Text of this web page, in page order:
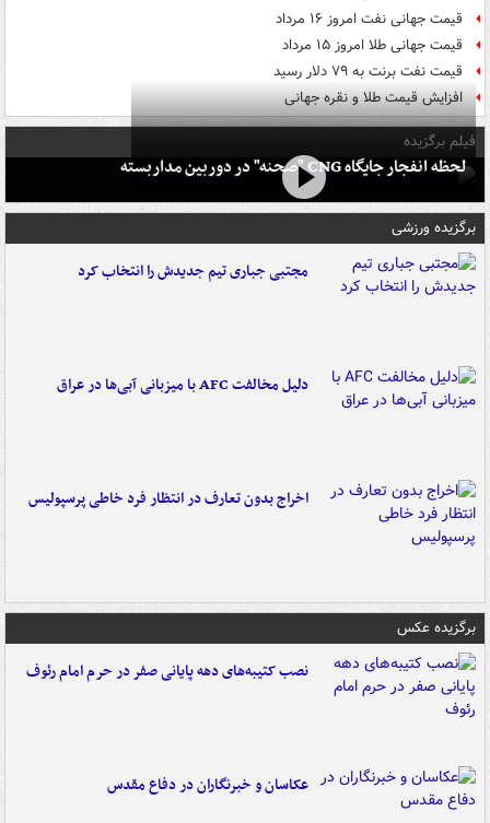
قیمت جهانی نفت امروز ۱۶ مرداد
قیمت جهانی طلا امروز ۱۵ مرداد
قیمت نفت برنت به ۷۹ دلار رسید
افزایش قیمت طلا و نقره جهانی
فیلم برگزیده
لحظه انفجار جایگاه CNG "صحنه" در دوربین مداربسته
برگزیده ورزشی
مجتبی جباری تیم جدیدش را انتخاب کرد
دلیل مخالفت AFC با میزبانی آبی‌ها در عراق
اخراج بدون تعارف در انتظار فرد خاطی پرسپولیس
برگزیده عکس
نصب کتیبه‌های دهه پایانی صفر در حرم امام رئوف
عکاسان و خبرنگاران در دفاع مقدس